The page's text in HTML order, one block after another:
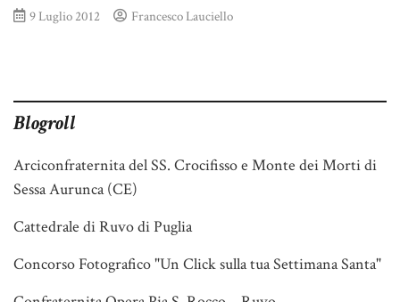
9 Luglio 2012 Francesco Lauciello
Blogroll
Arciconfraternita del SS. Crocifisso e Monte dei Morti di
Sessa Aurunca (CE)
Cattedrale di Ruvo di Puglia
Concorso Fotografico "Un Click sulla tua Settimana Santa"